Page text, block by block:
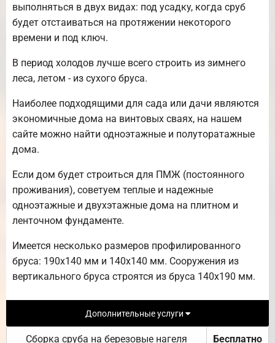
выполняться в двух видах: под усадку, когда сруб
будет отстаиваться на протяжении некоторого
времени и под ключ.
В период холодов лучше всего строить из зимнего
леса, летом - из сухого бруса.
Наиболее подходящими для сада или дачи являются
экономичные дома на винтовых сваях, на нашем
сайте можно найти одноэтажные и полуторатажные
дома.
Если дом будет строиться для ПМЖ (постоянного
проживания), советуем теплые и надежные
одноэтажные и двухэтажные дома на плитном и
ленточном фундаменте.
Имеется несколько размеров профилированного
бруса: 190х140 мм и 140х140 мм. Сооружения из
вертикального бруса строятся из бруса 140х190 мм.
Дополнительные услуги
Сборка сруба на березовые нагеля Бесплатно